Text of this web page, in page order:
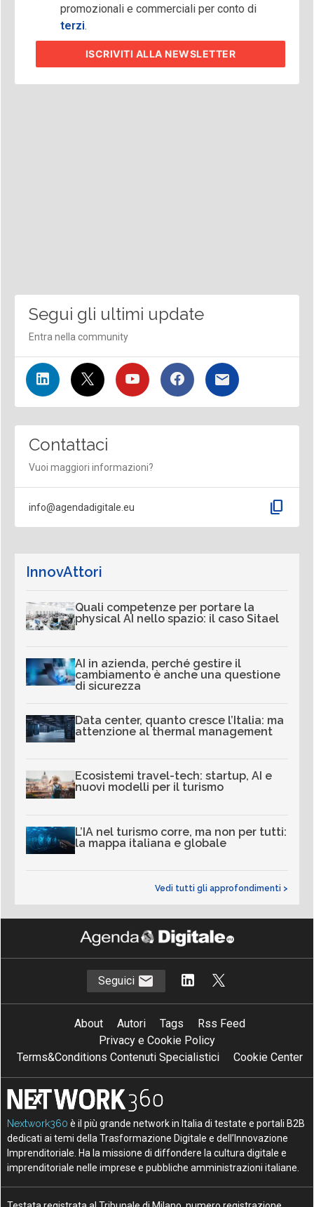
promozionali e commerciali per conto di
terzi.
ISCRIVITI ALLA NEWSLETTER
Segui gli ultimi update
Entra nella community
Contattaci
Vuoi maggiori informazioni?
info@agendadigitale.eu content_copy
InnovAttori
Quali competenze per portare la
physical AI nello spazio: il caso Sitael
AI in azienda, perché gestire il
cambiamento è anche una questione
di sicurezza
Data center, quanto cresce l’Italia: ma
attenzione al thermal management
Ecosistemi travel-tech: startup, AI e
nuovi modelli per il turismo
L’IA nel turismo corre, ma non per tutti:
la mappa italiana e globale
Vedi tutti gli approfondimenti >
Seguici
About Autori Tags
Rss Feed
Privacy e Cookie Policy
Terms&Conditions Contenuti Specialistici
Cookie Center
Nextwork360 è il più grande network in Italia di testate e portali B2B
dedicati ai temi della Trasformazione Digitale e dell’Innovazione
Imprenditoriale. Ha la missione di diffondere la cultura digitale e
imprenditoriale nelle imprese e pubbliche amministrazioni italiane.